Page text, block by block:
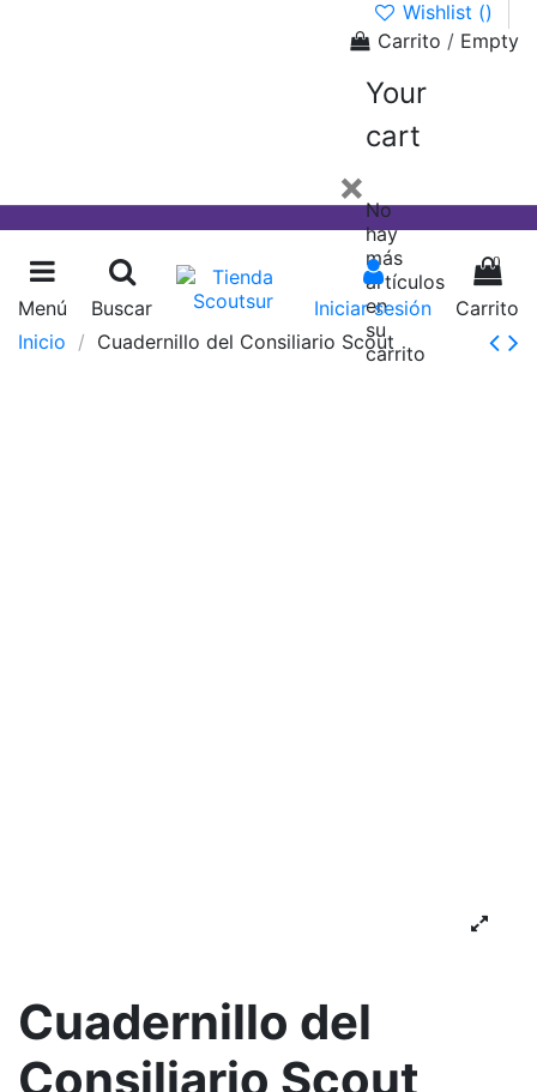
Wishlist ()
Carrito / Empty
Your
cart
×No
hay
más
artículos
en
su
carrito
Menú Buscar Iniciar sesión
0
Carrito
Inicio
Cuadernillo del Consiliario Scout
Cuadernillo del
Consiliario Scout